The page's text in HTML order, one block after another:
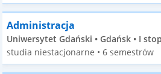
Administracja
Uniwersytet Gdański • Gdańsk • I
studia niestacjonarne • 6 semestrów